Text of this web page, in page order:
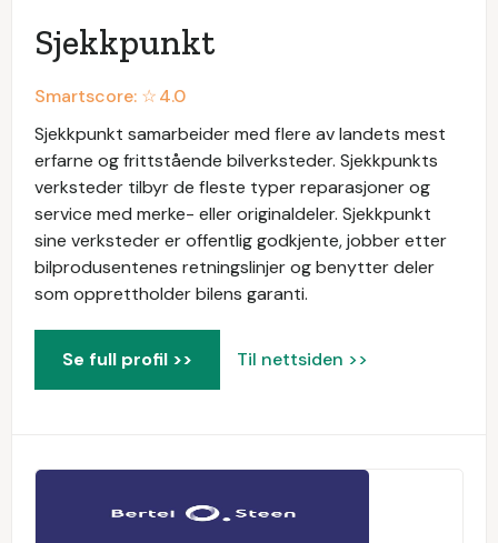
Sjekkpunkt
Smartscore: ☆4.0
Sjekkpunkt samarbeider med flere av landets mest
erfarne og frittstående bilverksteder. Sjekkpunkts
verksteder tilbyr de fleste typer reparasjoner og
service med merke- eller originaldeler. Sjekkpunkt
sine verksteder er offentlig godkjente, jobber etter
bilprodusentenes retningslinjer og benytter deler
som opprettholder bilens garanti.
Se full profil >> Til nettsiden >>